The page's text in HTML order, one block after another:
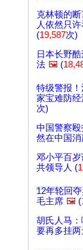
克林顿的
人依然只
(19,587次)
日本长野
法 🖼️ (
特级警报
家宝难防
次)
中国警察
然在中国消
邓小平百
共领导人 (
12年轮回
毛主席 🖼️ (
胡氏人马
要再多挂